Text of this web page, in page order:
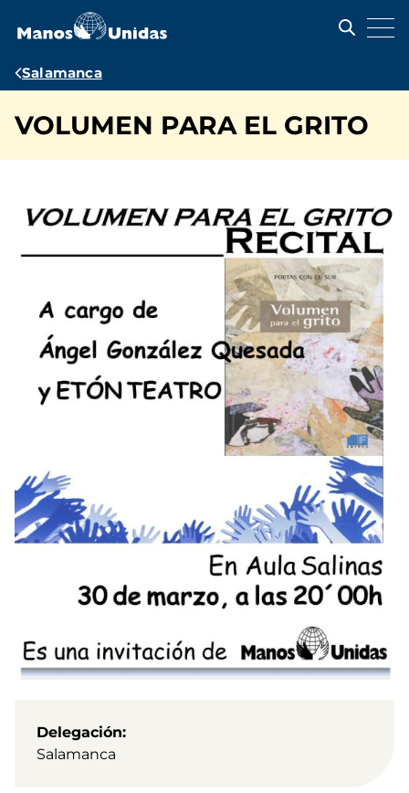
contenido
Ruta
navegación
Salamanca
VOLUMEN PARA EL GRITO
Delegación
Salamanca